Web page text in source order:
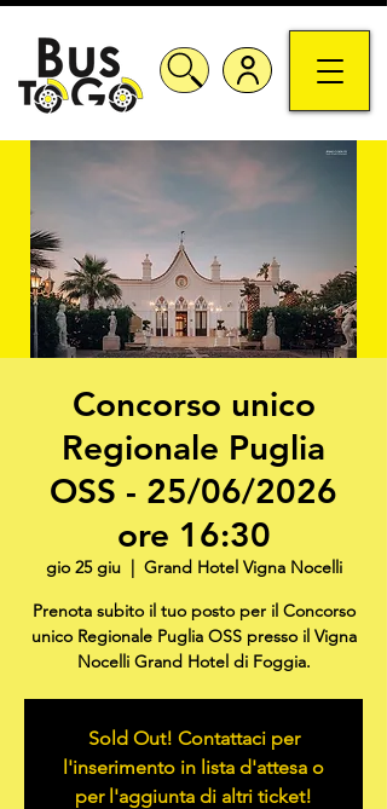
Concorso unico
Regionale Puglia
OSS - 25/06/2026
ore 16:30
gio 25 giu
  |
Grand Hotel Vigna Nocelli
Prenota subito il tuo posto per il Concorso
unico Regionale Puglia OSS presso il Vigna
Nocelli Grand Hotel di Foggia.
Sold Out! Contattaci per
l'inserimento in lista d'attesa o
per l'aggiunta di altri ticket!